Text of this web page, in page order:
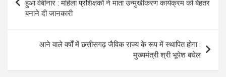
हुआ वेबीनार : महिला प्रशिक्षकों ने माता उन्मुखीकरण कार्यक्रम को बेहतर
बनाने दी जानकारी
आने वाले वर्षों में छत्तीसगढ़ जैविक राज्य के रूप में स्थापित होगा :
मुख्यमंत्री श्री भूपेश बघेल